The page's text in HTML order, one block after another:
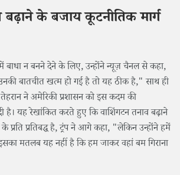
बढ़ाने के बजाय कूटनीतिक मार्ग
न बनने देने के लिए, उन्होंने न्यूज़ चैनल से कहा,
बातचीत खत्म हो गई है तो यह ठीक है," साथ ही
ने अमेरिकी प्रशासन को इस कदम की
है। यह रेखांकित करते हुए कि वाशिंगटन तनाव बढ़ाने
प्रति प्रतिबद्ध है, ट्रंप ने आगे कहा, "लेकिन उन्होंने हमें
मतलब यह नहीं है कि हम जाकर वहां बम गिराना